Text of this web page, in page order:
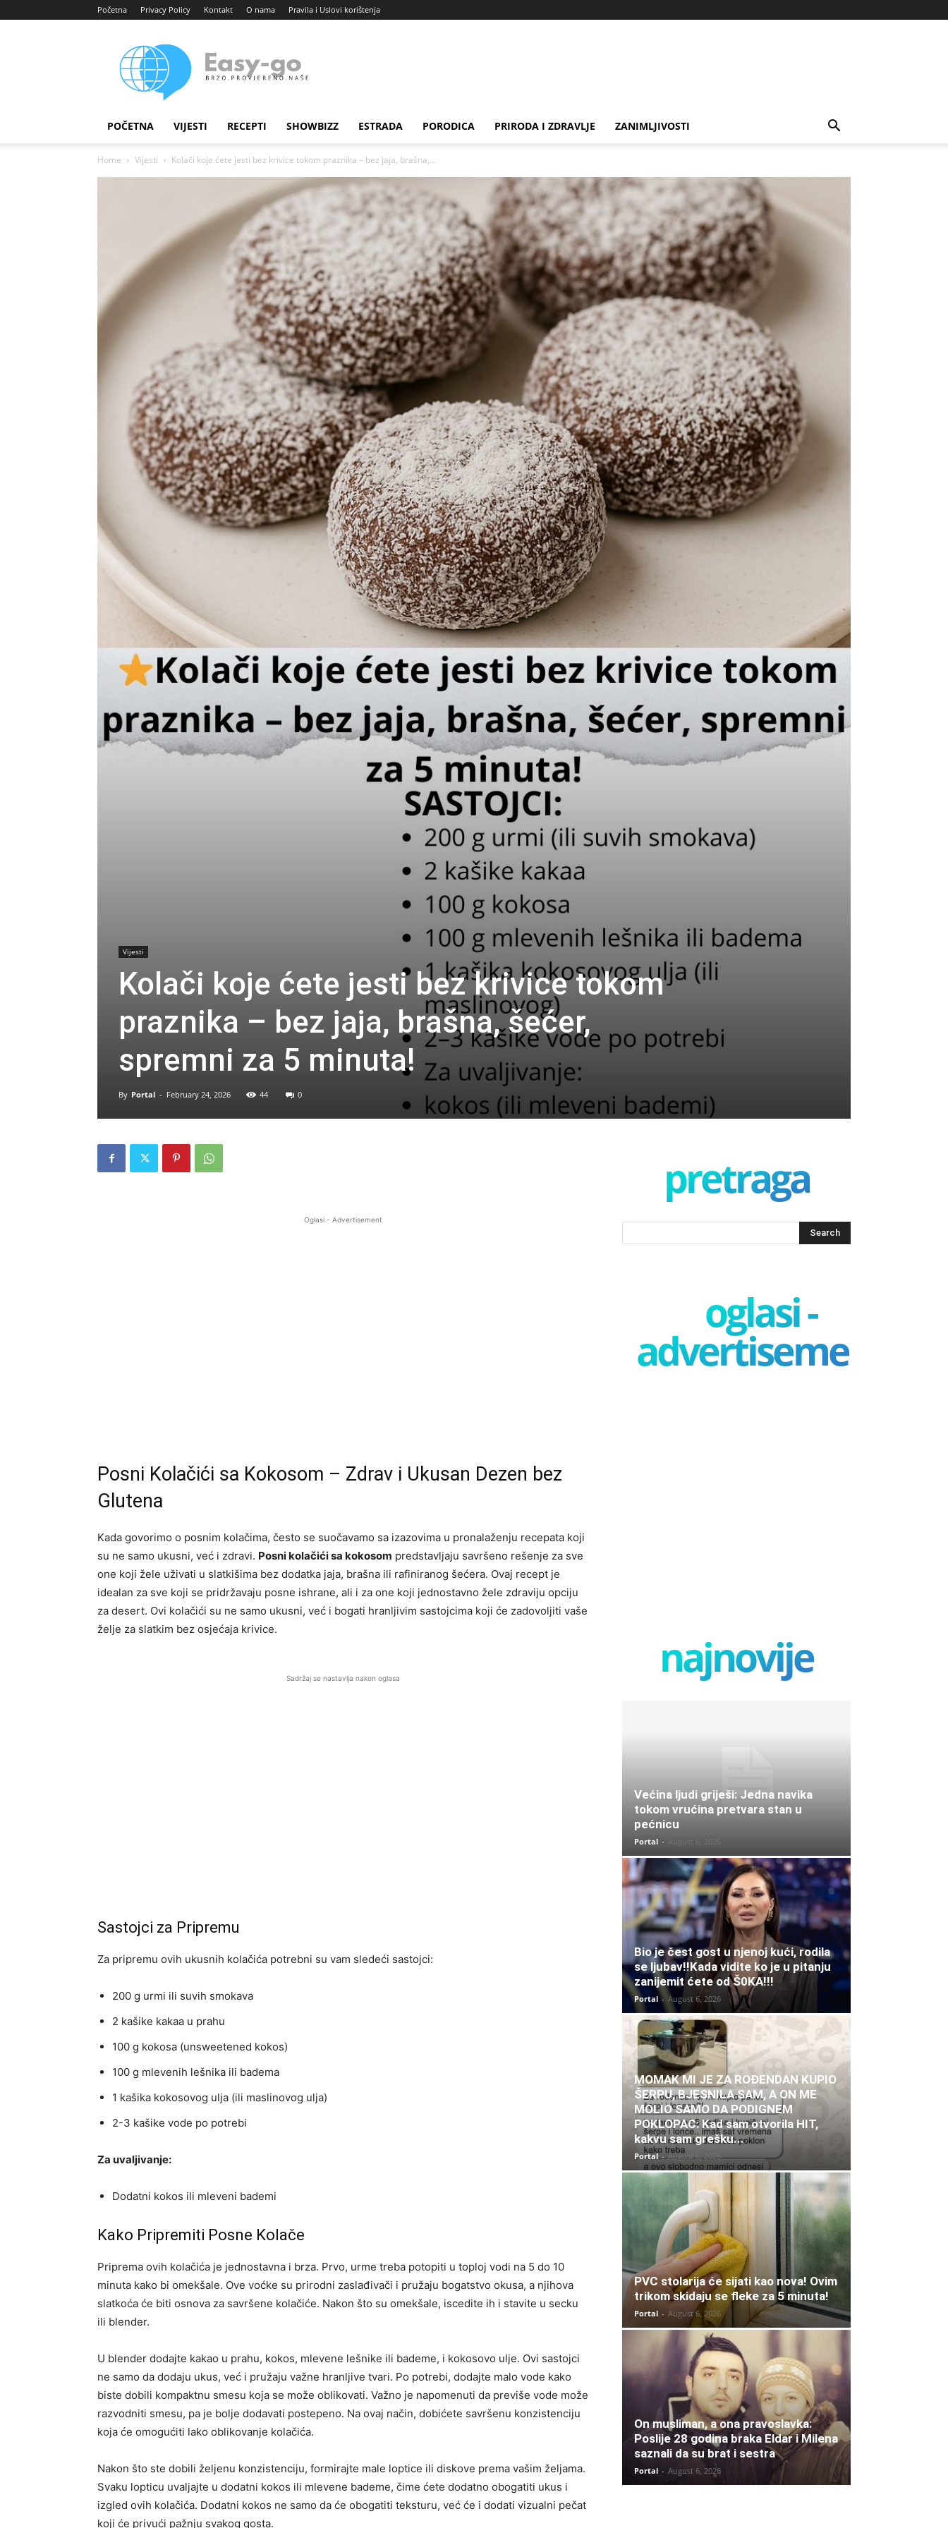
Početna Privacy Policy Kontakt O nama Pravila i Uslovi korištenja
portal
POČETNA VIJESTI RECEPTI SHOWBIZZ ESTRADA PORODICA PRIRODA I ZDRAVLJE ZANIMLJIVOSTI
Home Vijesti Kolači koje ćete jesti bez krivice tokom praznika – bez jaja, brašna,...
Vijesti
Kolači koje ćete jesti bez krivice tokom
praznika – bez jaja, brašna, šećer,
spremni za 5 minuta!
By Portal - February 24, 2026 44 0
Oglasi - Advertisement
Posni Kolačići sa Kokosom – Zdrav i Ukusan Dezen bez
Glutena
Kada govorimo o posnim kolačima, često se suočavamo sa izazovima u pronalaženju recepata koji
su ne samo ukusni, već i zdravi. Posni kolačići sa kokosom predstavljaju savršeno rešenje za sve
one koji žele uživati u slatkišima bez dodatka jaja, brašna ili rafiniranog šećera. Ovaj recept je
idealan za sve koji se pridržavaju posne ishrane, ali i za one koji jednostavno žele zdraviju opciju
za desert. Ovi kolačići su ne samo ukusni, već i bogati hranljivim sastojcima koji će zadovoljiti vaše
želje za slatkim bez osjećaja krivice.
Sadržaj se nastavlja nakon oglasa
Sastojci za Pripremu
Za pripremu ovih ukusnih kolačića potrebni su vam sledeći sastojci:
200 g urmi ili suvih smokava
2 kašike kakaa u prahu
100 g kokosa (unsweetened kokos)
100 g mlevenih lešnika ili badema
1 kašika kokosovog ulja (ili maslinovog ulja)
2-3 kašike vode po potrebi
Za uvaljivanje:
Dodatni kokos ili mleveni bademi
Kako Pripremiti Posne Kolače
Priprema ovih kolačića je jednostavna i brza. Prvo, urme treba potopiti u toploj vodi na 5 do 10
minuta kako bi omekšale. Ove voćke su prirodni zaslađivači i pružaju bogatstvo okusa, a njihova
slatkoća će biti osnova za savršene kolačiće. Nakon što su omekšale, iscedite ih i stavite u secku
ili blender.
U blender dodajte kakao u prahu, kokos, mlevene lešnike ili bademe, i kokosovo ulje. Ovi sastojci
ne samo da dodaju ukus, već i pružaju važne hranljive tvari. Po potrebi, dodajte malo vode kako
biste dobili kompaktnu smesu koja se može oblikovati. Važno je napomenuti da previše vode može
razvodniti smesu, pa je bolje dodavati postepeno. Na ovaj način, dobićete savršenu konzistenciju
koja će omogućiti lako oblikovanje kolačića.
Nakon što ste dobili željenu konzistenciju, formirajte male loptice ili diskove prema vašim željama.
Svaku lopticu uvaljajte u dodatni kokos ili mlevene bademe, čime ćete dodatno obogatiti ukus i
izgled ovih kolačića. Dodatni kokos ne samo da će obogatiti teksturu, već će i dodati vizualni pečat
koji će privući pažnju svakog gosta.
pretraga
oglasi -
advertisement
najnovije
Većina ljudi griješi: Jedna navika
tokom vrućina pretvara stan u
pećnicu
Portal - August 6, 2026
Bio je čest gost u njenoj kući, rodila
se ljubav!!Kada vidite ko je u pitanju
zanijemit ćete od Š0KA!!!
Portal - August 6, 2026
MOMAK MI JE ZA ROĐENDAN KUPIO
ŠERPU, BJESNILA SAM, A ON ME
MOLIO SAMO DA PODIGNEM
POKLOPAC: Kad sam otvorila HIT,
kakvu sam grešku...
Portal - August 6, 2026
PVC stolarija će sijati kao nova! Ovim
trikom skidaju se fleke za 5 minuta!
Portal - August 6, 2026
On musliman, a ona pravoslavka:
Poslije 28 godina braka Eldar i Milena
saznali da su brat i sestra
Portal - August 6, 2026